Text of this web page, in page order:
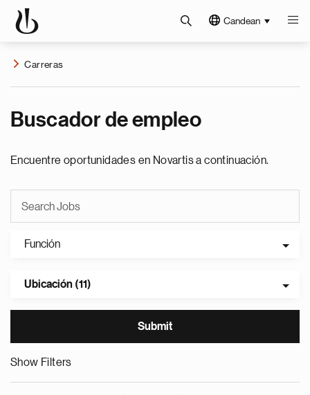
Candean
Carreras
Buscador de empleo
Encuentre oportunidades en Novartis a continuación.
Función
Ubicación (11)
Show Filters